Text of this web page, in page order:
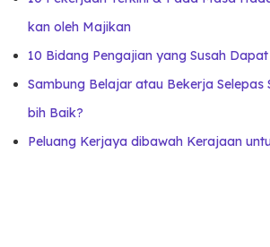
kan oleh Majikan
10 Bidang Pengajian yang Susah
Sambung Belajar atau Bekerja Selepas
bih Baik?
Peluang Kerjaya dibawah Kerajaan